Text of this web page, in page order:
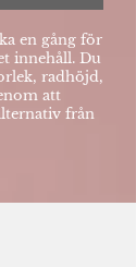
en gång för
innehåll. Du
radhöjd,
att
från